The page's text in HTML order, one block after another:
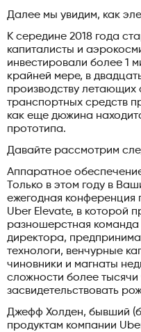
Далее мы увидим, как
К середине 2018 года
капиталисты и
инвестировали более 1
крайней мере, в
производству летающих
транспортных средств
как еще дюжина
прототипа.
Давайте рассмотрим
Аппаратное
Только в этом году в
ежегодная конференция
Uber Elevate, в которой
разношерстная команда
директора,
технологи, венчурные
чиновники и магнаты
сложности более
засвидетельствовать
Джефф Холден, бывший
продуктам компании